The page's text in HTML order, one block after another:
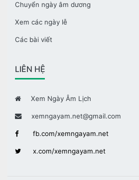
Chuyển ngày âm dương
Xem các ngày lễ
Các bài viết
LIÊN HỆ
Xem Ngày Âm Lịch
xemngayam.net@gmail.com
fb.com/xemngayam.net
x.com/xemngayam.net